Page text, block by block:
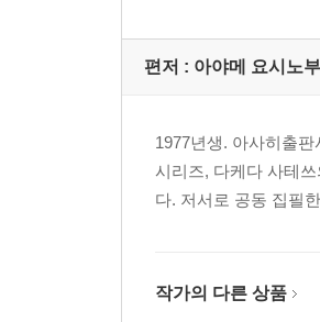
편저 : 아야메 요시노부
1977년생. 아사히출
시리즈, 다케다 사테
다. 저서로 공동 집필
작가의 다른 상품